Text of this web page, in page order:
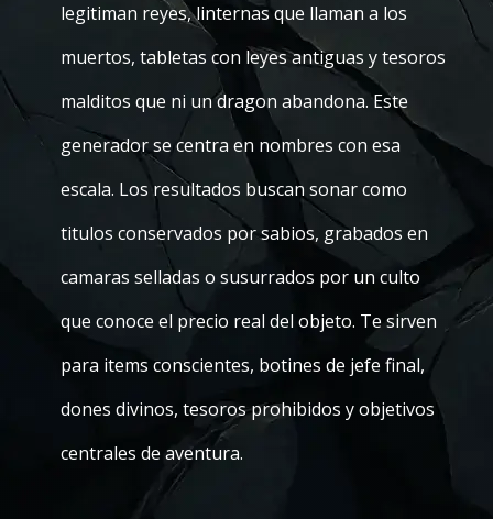
legitiman reyes, linternas que llaman a los
muertos, tabletas con leyes antiguas y tesoros
malditos que ni un dragon abandona. Este
generador se centra en nombres con esa
escala. Los resultados buscan sonar como
titulos conservados por sabios, grabados en
camaras selladas o susurrados por un culto
que conoce el precio real del objeto. Te sirven
para items conscientes, botines de jefe final,
dones divinos, tesoros prohibidos y objetivos
centrales de aventura.